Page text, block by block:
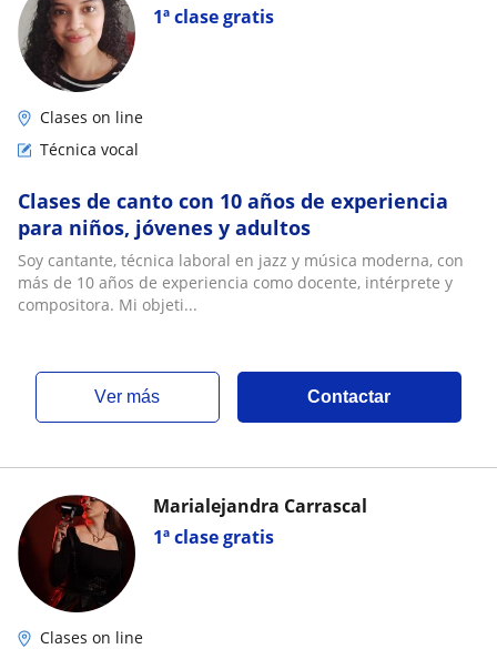
1ª clase gratis
Clases on line
Técnica vocal
Clases de canto con 10 años de experiencia
para niños, jóvenes y adultos
Soy cantante, técnica laboral en jazz y música moderna, con
más de 10 años de experiencia como docente, intérprete y
compositora. Mi objeti...
ver más Contactar
1ª clase gratis
Marialejandra Carrascal
Clases on line